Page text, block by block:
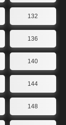
132
136
140
144
148